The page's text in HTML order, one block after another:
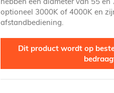
optioneel 3000K of 4000K en
afstandbediening.
Dit product wordt op